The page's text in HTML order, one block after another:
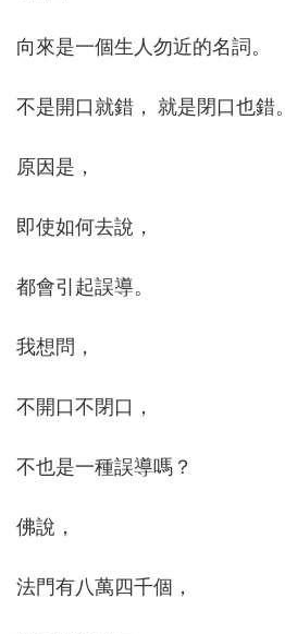
向來是一個生人勿近的名詞。
不是開口就錯， 就是閉口也錯。
原因是，
即使如何去說，
都會引起誤導。
我想問，
不開口不閉口，
不也是一種誤導嗎？
佛說，
法門有八萬四千個，